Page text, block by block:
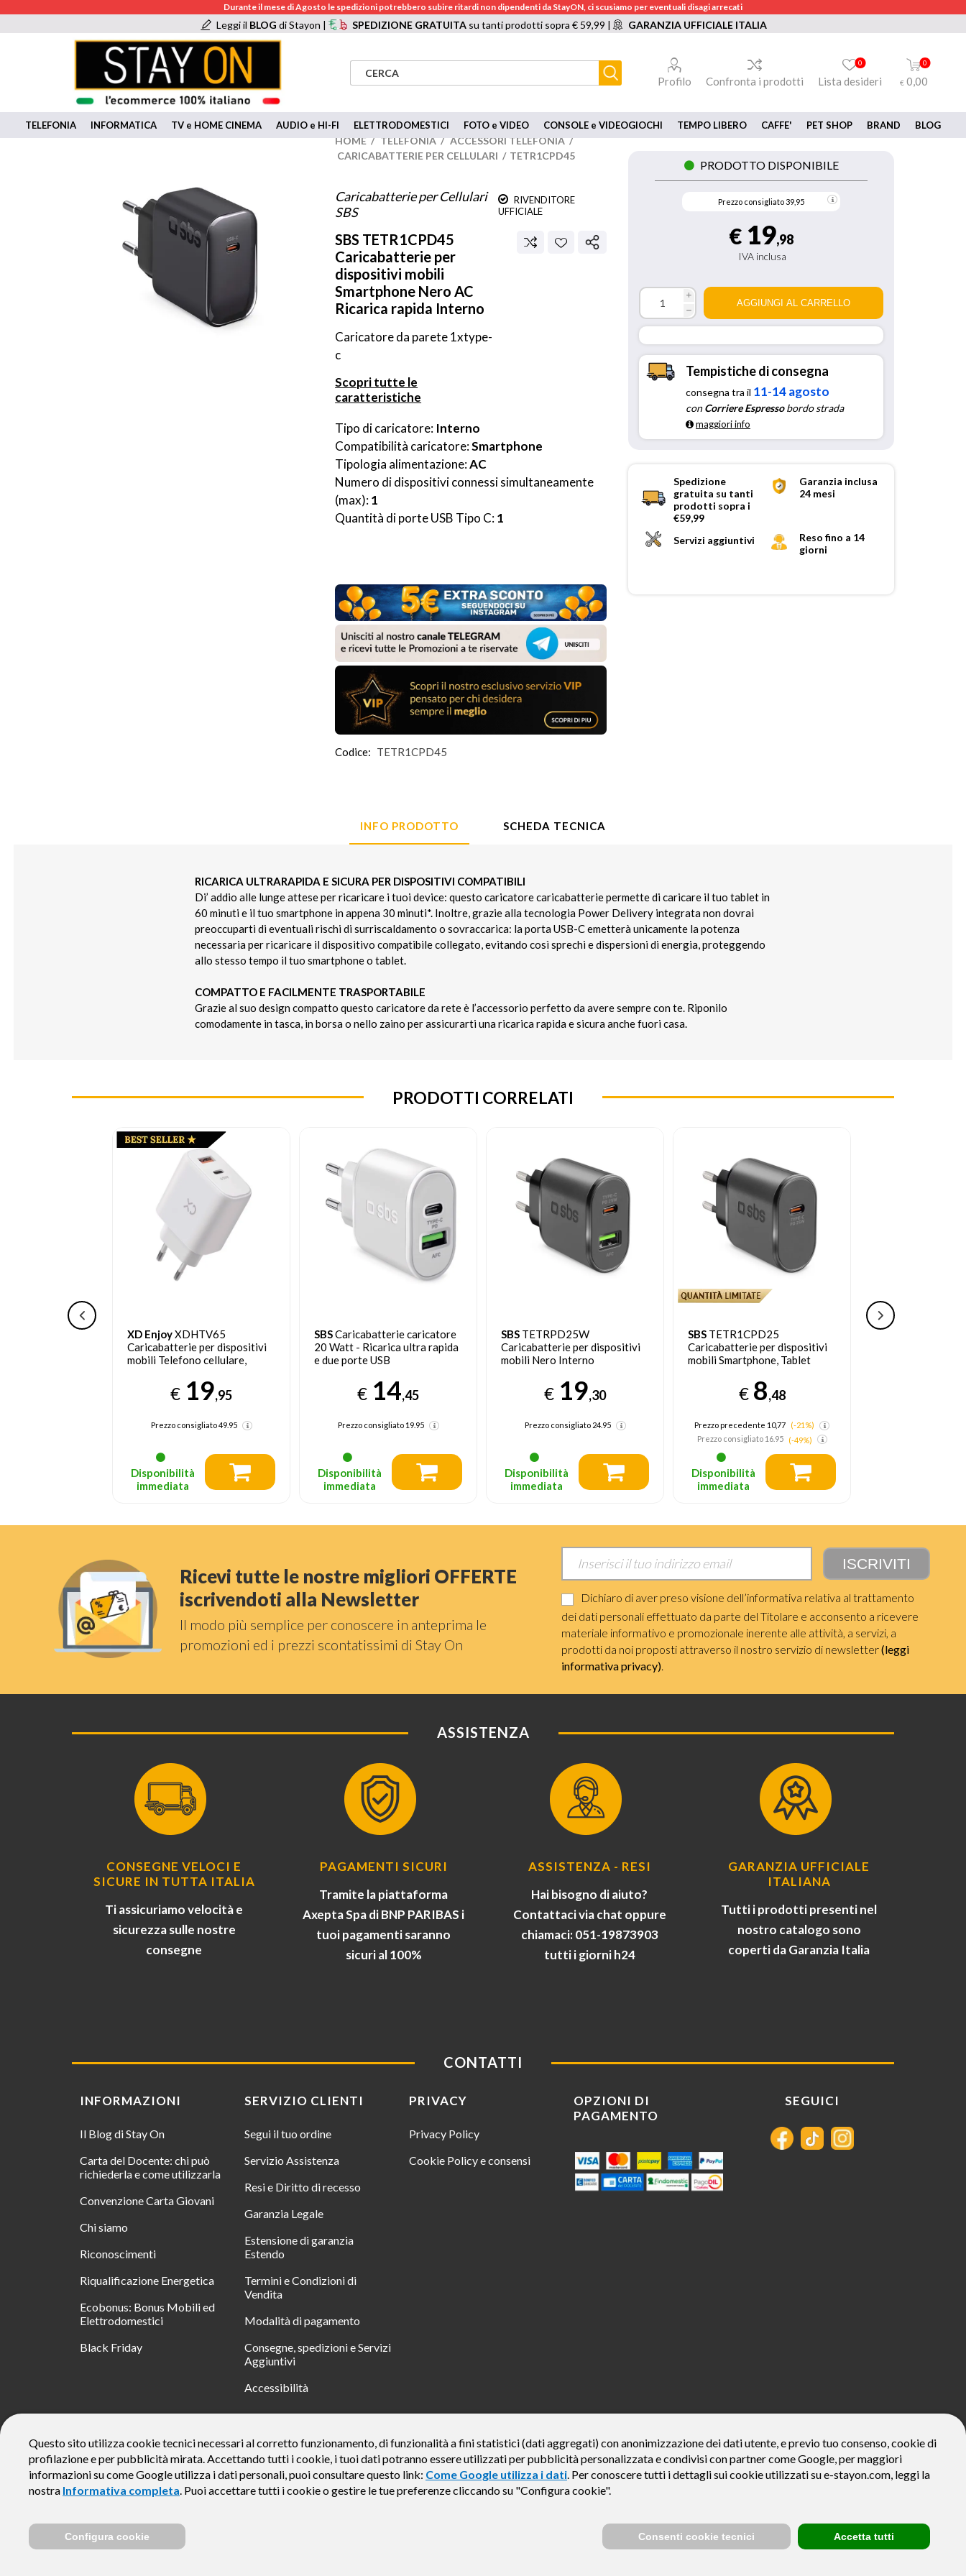
Durante il mese di Agosto le spedizioni potrebbero subire ritardi non dipendenti da StayON, ci scusiamo per eventuali disagi arrecati
Leggi il BLOGdi Stayon | SPEDIZIONE GRATUITAsu tanti prodotti sopra € 59,99 | GARANZIA UFFICIALE ITALIA
Profilo Confronta i prodotti Lista desideri
0 0
€ 0,00
TELEFONIA INFORMATICA TV e HOME CINEMA AUDIO e HI-FI ELETTRODOMESTICI FOTO e VIDEO CONSOLE e VIDEOGIOCHI TEMPO LIBERO CAFFE' PET SHOP BRAND BLOG
HOME / TELEFONIA / ACCESSORI TELEFONIA /
CARICABATTERIE PER CELLULARI / TETR1CPD45
Caricabatterie per Cellulari
SBS
RIVENDITORE
UFFICIALE
SBS TETR1CPD45
Caricabatterie per
dispositivi mobili
Smartphone Nero AC
Ricarica rapida Interno
Caricatore da parete 1xtype-
c
Scopri tutte le
caratteristiche
Tipo di caricatore: Interno
Compatibilità caricatore: Smartphone
Tipologia alimentazione: AC
Numero di dispositivi connessi simultaneamente
(max): 1
Quantità di porte USB Tipo C: 1
Codice: TETR1CPD45
PRODOTTO DISPONIBILE
Prezzo consigliato39,95
€ 19,98
IVA inclusa
i
h
Tempistiche di consegna
consegna tra il 11-14 agosto
conCorriere Espressobordo strada
maggiori info
Spedizione
gratuita su tanti
prodotti sopra i
€59,99
Garanzia inclusa
24 mesi
Servizi aggiuntivi
Reso fino a 14
giorni
INFO PRODOTTO SCHEDA TECNICA
RICARICA ULTRARAPIDA E SICURA PER DISPOSITIVI COMPATIBILI
Di’ addio alle lunge attese per ricaricare i tuoi device: questo caricatore caricabatterie permette di caricare il tuo tablet in
60 minuti e il tuo smartphone in appena 30 minuti*. Inoltre, grazie alla tecnologia Power Delivery integrata non dovrai
preoccuparti di eventuali rischi di surriscaldamento o sovraccarica: la porta USB-C emetterà unicamente la potenza
necessaria per ricaricare il dispositivo compatibile collegato, evitando così sprechi e dispersioni di energia, proteggendo
allo stesso tempo il tuo smartphone o tablet.
COMPATTO E FACILMENTE TRASPORTABILE
Grazie al suo design compatto questo caricatore da rete è l’accessorio perfetto da avere sempre con te. Riponilo
comodamente in tasca, in borsa o nello zaino per assicurarti una ricarica rapida e sicura anche fuori casa.
PRODOTTI CORRELATI
XD EnjoyXDHTV65
Caricabatterie per dispositivi
mobili Telefono cellulare,
Ricarica rapida Interno
€ 19,95
Prezzo consigliato49.95
Disponibilità
immediata
SBSCaricabatterie caricatore
20 Watt - Ricarica ultra rapida
e due porte USB
€ 14,45
Prezzo consigliato19.95
Disponibilità
immediata
SBS TETRPD25W
Caricabatterie per dispositivi
mobili Nero Interno
€ 19,30
Prezzo consigliato24.95
Disponibilità
immediata
SBS TETR1CPD25
Caricabatterie per dispositivi
mobili Smartphone, Tablet
€ 8,48
Prezzo precedente 10,77
(-21%)
Prezzo consigliato16.95 (-49%)
Disponibilità
immediata
Ricevi tutte le nostre migliori OFFERTE
iscrivendoti alla Newsletter
Il modo più semplice per conoscere in anteprima le
promozioni ed i prezzi scontatissimi di Stay On
Dichiaro di aver preso visione dell’informativa relativa al trattamento
dei dati personali effettuato da parte del Titolare e acconsento a ricevere
materiale informativo e promozionale inerente alle attività, a servizi, a
prodotti da noi proposti attraverso il nostro servizio di newsletter(leggi
informativa privacy).
ASSISTENZA
CONSEGNE VELOCI E
SICURE IN TUTTA ITALIA
Ti assicuriamo velocità e
sicurezza sulle nostre
consegne
PAGAMENTI SICURI
Tramite la piattaforma
Axepta Spa di BNP PARIBAS i
tuoi pagamenti saranno
sicuri al 100%
ASSISTENZA - RESI
Hai bisogno di aiuto?
Contattaci via chat oppure
chiamaci: 051-19873903
tutti i giorni h24
GARANZIA UFFICIALE
ITALIANA
Tutti i prodotti presenti nel
nostro catalogo sono
coperti da Garanzia Italia
CONTATTI
INFORMAZIONI
Il Blog di Stay On
Carta del Docente: chi può
richiederla e come utilizzarla
Convenzione Carta Giovani
Chi siamo
Riconoscimenti
Riqualificazione Energetica
Ecobonus: Bonus Mobili ed
Elettrodomestici
Black Friday
SERVIZIO CLIENTI
Segui il tuo ordine
Servizio Assistenza
Resi e Diritto di recesso
Garanzia Legale
Estensione di garanzia
Estendo
Termini e Condizioni di
Vendita
Modalità di pagamento
Consegne, spedizioni e Servizi
Aggiuntivi
Accessibilità
PRIVACY
Privacy Policy
Cookie Policy e consensi
OPZIONI DI
PAGAMENTO
SEGUICI
Messaggio pubblicitario con finalità promozionale. Offerta di credito finalizzato valida dal 07/07/2026 al 15/01/2027 come da esempio rappresentativo: Prezzo del bene € 800, Tan fisso 12,24% Taeg 12,95%, in 23
rate da € 40 costi accessori dell’offerta azzerati. Importo totale del credito € 800. Importo totale dovuto dal Consumatore € 920. Decorrenza media della prima rata a 90 giorni. Al fine di gestire le tue spese in modo
responsabile e di conoscere eventuali altre offerte disponibili, Findomestic ti ricorda, prima di sottoscrivere il contratto, di prendere visione di tutte le condizioni economiche e contrattuali, facendo riferimento
Questo sito utilizza cookie tecnici necessari al corretto funzionamento, di funzionalità a fini statistici (dati aggregati) con anonimizzazione dei dati utente, e previo tuo consenso, cookie di
profilazione e per pubblicità mirata. Accettando tutti i cookie, i tuoi dati potranno essere utilizzati per pubblicità personalizzata e condivisi con partner come Google, per maggiori
informazioni su come Google utilizza i dati personali, puoi consultare questo link: Come Google utilizza i dati. Per conoscere tutti i dettagli sui cookie utilizzati su e-stayon.com, leggi la
nostra Informativa completa. Puoi accettare tutti i cookie o gestire le tue preferenze cliccando su "Configura cookie".
Consenti cookie tecnici
Configura cookie Accetta tutti